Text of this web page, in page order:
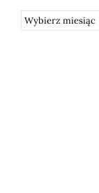
Archiwum